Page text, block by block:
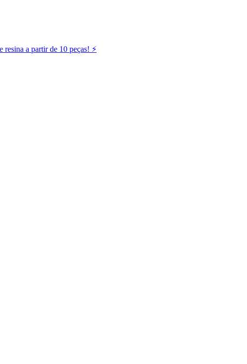
resina a partir de 10 peças! ⚡️